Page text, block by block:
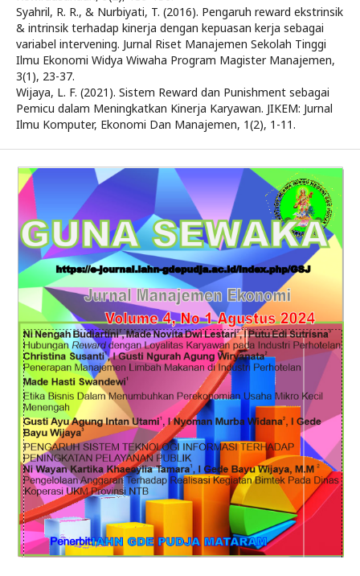
Syahril, R. R., & Nurbiyati, T. (2016). Pengaruh reward ekstrinsik
& intrinsik terhadap kinerja dengan kepuasan kerja sebagai
variabel intervening. Jurnal Riset Manajemen Sekolah Tinggi
Ilmu Ekonomi Widya Wiwaha Program Magister Manajemen,
3(1), 23-37.
Wijaya, L. F. (2021). Sistem Reward dan Punishment sebagai
Pemicu dalam Meningkatkan Kinerja Karyawan. JIKEM: Jurnal
Ilmu Komputer, Ekonomi Dan Manajemen, 1(2), 1-11.